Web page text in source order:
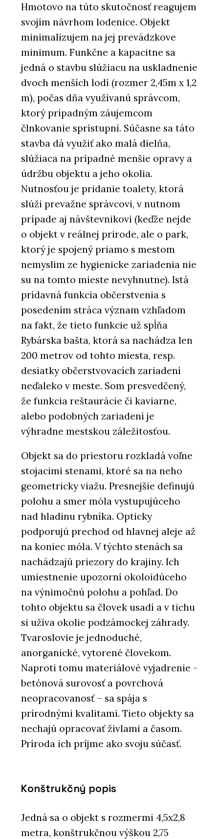
Hmotovo na túto skutočnosť reagujem
svojím návrhom lodenice. Objekt
minimalizujem na jej prevádzkove
minimum. Funkčne a kapacitne sa
jedná o stavbu slúžiacu na uskladnenie
dvoch menších lodí (rozmer 2,45m x 1,2
m), počas dňa využívanú správcom,
ktorý prípadným záujemcom
člnkovanie sprístupní. Súčasne sa táto
stavba dá využiť ako malá dielňa,
slúžiaca na prípadné menšie opravy a
údržbu objektu a jeho okolia.
Nutnosťou je pridanie toalety, ktorá
slúži prevažne správcovi, v nutnom
prípade aj návštevnikovi (keďže nejde
o objekt v reálnej prirode, ale o park,
ktorý je spojený priamo s mestom
nemyslim ze hygienicke zariadenia nie
su na tomto mieste nevyhnutne). Istá
prídavná funkcia občerstvenia s
posedením stráca význam vzhľadom
na fakt, že tieto funkcie už spĺňa
Rybárska bašta, ktorá sa nachádza len
200 metrov od tohto miesta, resp.
desiatky občerstvovacích zariadení
neďaleko v meste. Som presvedčený,
že funkcia reštaurácie či kaviarne,
alebo podobných zariadení je
výhradne mestskou záležitosťou.
Objekt sa do priestoru rozkladá voľne
stojacimi stenami, ktoré sa na neho
geometricky viažu. Presnejšie definujú
polohu a smer móla vystupujúceho
nad hladinu rybníka. Opticky
podporujú prechod od hlavnej aleje až
na koniec móla. V týchto stenách sa
nachádzajú priezory do krajiny. Ich
umiestnenie upozorní okoloidúceho
na výnimočnú polohu a pohľad. Do
tohto objektu sa človek usadí a v tichu
si užíva okolie podzámockej záhrady.
Tvaroslovie je jednoduché,
anorganické, vytorené človekom.
Naproti tomu materiálové vyjadrenie -
betónová surovosť a povrchová
neopracovanosť – sa spája s
prírodnými kvalitami. Tieto objekty sa
nechajú opracovať živlami a časom.
Príroda ich príjme ako svoju súčasť.
Konštrukčný popis
Jedná sa o objekt s rozmermi 4,5x2,8
metra, konštrukčnou výškou 2,75